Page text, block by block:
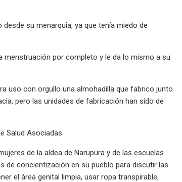
su menarquia, ya que tenía miedo de
menstruación por completo y le da lo mismo a su
uso con orgullo una almohadilla que fabrico junto
pero las unidades de fabricación han sido de
Salud Asociadas
de la aldea de Narupura y de las escuelas
de concientización en su pueblo para discutir las
el área genital limpia, usar ropa transpirable,